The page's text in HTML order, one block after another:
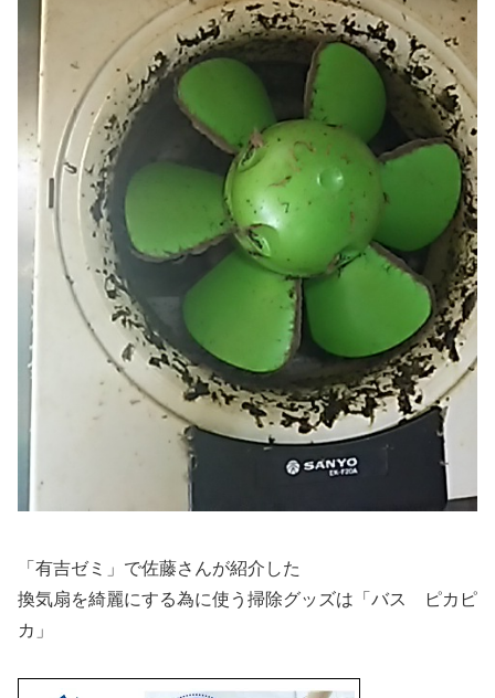
「有吉ゼミ」で佐藤さんが紹介した
換気扇を綺麗にする為に使う掃除グッズは 「バス ピカピ
カ」